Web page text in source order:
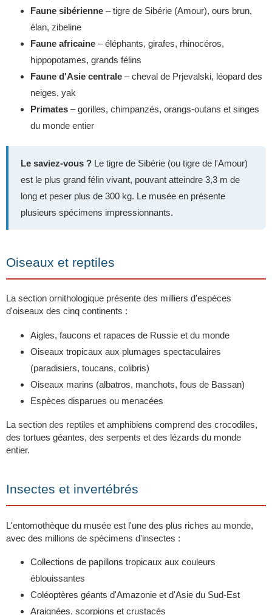
Faune sibérienne – tigre de Sibérie (Amour), ours brun,
élan, zibeline
Faune africaine – éléphants, girafes, rhinocéros,
hippopotames, grands félins
Faune d'Asie centrale – cheval de Prjevalski, léopard des
neiges, yak
Primates – gorilles, chimpanzés, orangs-outans et singes
du monde entier
Le saviez-vous ? Le tigre de Sibérie (ou tigre de l'Amour)
est le plus grand félin vivant, pouvant atteindre 3,3 m de
long et peser plus de 300 kg. Le musée en présente
plusieurs spécimens impressionnants.
Oiseaux et reptiles
La section ornithologique présente des milliers d'espèces
d'oiseaux des cinq continents :
Aigles, faucons et rapaces de Russie et du monde
Oiseaux tropicaux aux plumages spectaculaires
(paradisiers, toucans, colibris)
Oiseaux marins (albatros, manchots, fous de Bassan)
Espèces disparues ou menacées
La section des reptiles et amphibiens comprend des crocodiles,
des tortues géantes, des serpents et des lézards du monde
entier.
Insectes et invertébrés
L'entomothèque du musée est l'une des plus riches au monde,
avec des millions de spécimens d'insectes :
Collections de papillons tropicaux aux couleurs
éblouissantes
Coléoptères géants d'Amazonie et d'Asie du Sud-Est
Araignées, scorpions et crustacés